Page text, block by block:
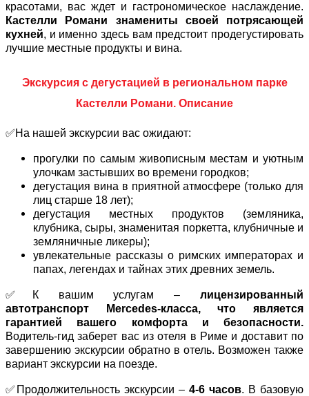
красотами, вас ждет и гастрономическое наслаждение.
Кастелли Романи знамениты своей потрясающей
кухней, и именно здесь вам предстоит продегустировать
лучшие местные продукты и вина.
Экскурсия с дегустацией в региональном парке
Кастелли Романи. Описание
✅На нашей экскурсии вас ожидают:
прогулки по самым живописным местам и уютным
улочкам застывших во времени городков;
дегустация вина в приятной атмосфере (только для
лиц старше 18 лет);
дегустация местных продуктов (земляника,
клубника, сыры, знаменитая поркетта, клубничные и
земляничные ликеры);
увлекательные рассказы о римских императорах и
папах, легендах и тайнах этих древних земель.
✅К вашим услугам – лицензированный
автотранспорт Mercedes-класса, что является
гарантией вашего комфорта и безопасности.
Водитель-гид заберет вас из отеля в Риме и доставит по
завершению экскурсии обратно в отель. Возможен также
вариант экскурсии на поезде.
✅Продолжительность экскурсии – 4-6 часов. В базовую